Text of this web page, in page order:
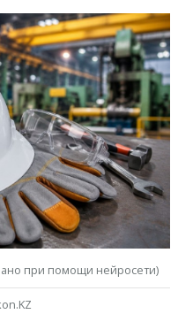
при помощи нейросети)